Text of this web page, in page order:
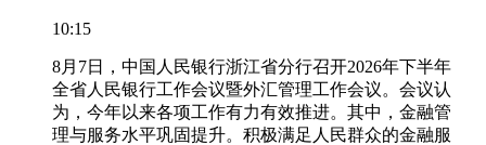
10:15
8月7日，中国人民银行浙江省分行召开2026年下半年
全省人民银行工作会议暨外汇管理工作会议。会议认
为，今年以来各项工作有力有效推进。其中，金融管
理与服务水平巩固提升。积极满足人民群众的金融服